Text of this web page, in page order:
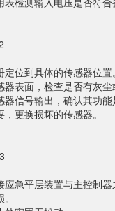
定位到具体的传感器位置。
器表面，检查是否有灰尘
器信号输出，确认其功能
，更换损坏的传感器。
应急平层装置与主控制